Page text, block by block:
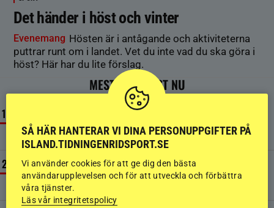
Det händer i höst och vinter
Evenemang Hösten är i antågande och aktiviteterna
puttrar runt om i landet. Vet du inte vad du ska göra i
höst? Här har du lite förslag.
MEST LÄST JUST NU
Mannen som förändrade hästvärlden för alltid är död
3 AUGUSTI
NYHETER
Islandshäst påkörd – ryttaren skadad
30 JULI
SÅ HÄR HANTERAR VI DINA PERSONUPPGIFTER PÅ
ISLAND.TIDNINGENRIDSPORT.SE
Vi använder cookies för att ge dig den bästa
användarupplevelsen och för att utveckla och förbättra
våra tjänster.
Läs vår integritetspolicy